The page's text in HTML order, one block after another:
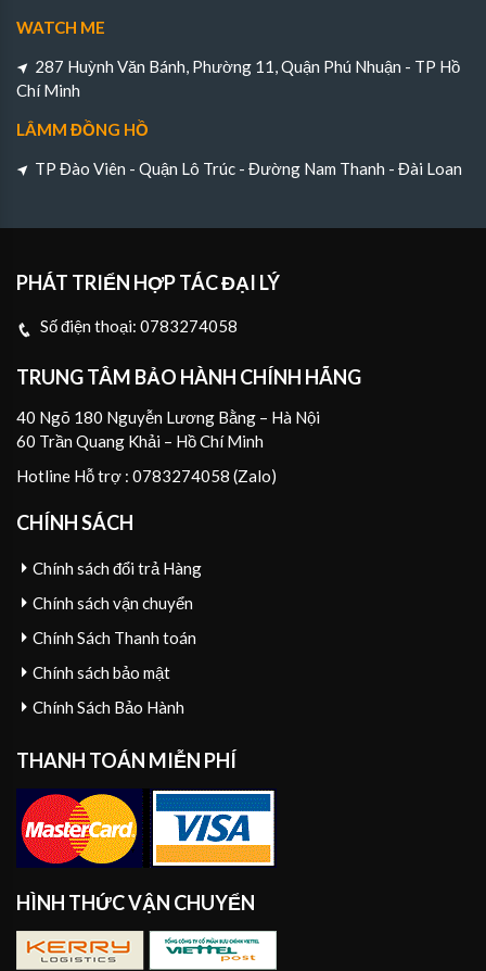
WATCH ME
287 Huỳnh Văn Bánh, Phường 11, Quận Phú Nhuận - TP Hồ
Chí Minh
LÂMM ĐỒNG HỒ
TP Đào Viên - Quận Lô Trúc - Đường Nam Thanh - Đài Loan
PHÁT TRIỂN HỢP TÁC ĐẠI LÝ
Số điện thoại: 0783274058
TRUNG TÂM BẢO HÀNH CHÍNH HÃNG
40 Ngõ 180 Nguyễn Lương Bằng – Hà Nội
60 Trần Quang Khải – Hồ Chí Minh
Hotline Hỗ trợ : 0783274058 (Zalo)
CHÍNH SÁCH
Chính sách đổi trả Hàng
Chính sách vận chuyển
Chính Sách Thanh toán
Chính sách bảo mật
Chính Sách Bảo Hành
THANH TOÁN MIỄN PHÍ
HÌNH THỨC VẬN CHUYỂN